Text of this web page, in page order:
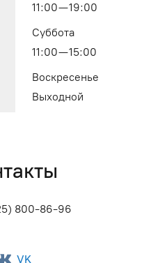
11:00 — 19:00
Суббота
11:00 — 15:00
Воскресенье
Выходной
800-86-96
VK